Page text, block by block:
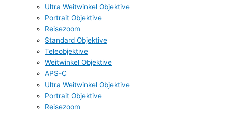
Ultra Weitwinkel Objektive
Portrait Objektive
Reisezoom
Standard Objektive
Teleobjektive
Weitwinkel Objektive
APS-C
Ultra Weitwinkel Objektive
Portrait Objektive
Reisezoom